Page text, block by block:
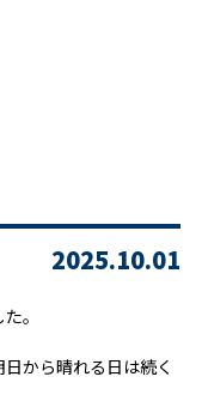
2025.10.01
。
から晴れる日は続く